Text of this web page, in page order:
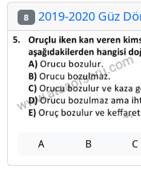
8 2019-2020 Güz
A B C